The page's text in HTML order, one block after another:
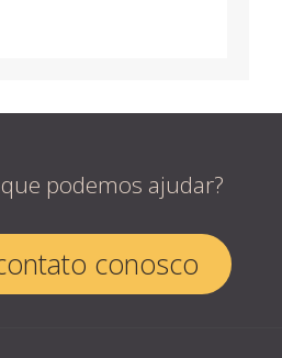
podemos ajudar?
conosco